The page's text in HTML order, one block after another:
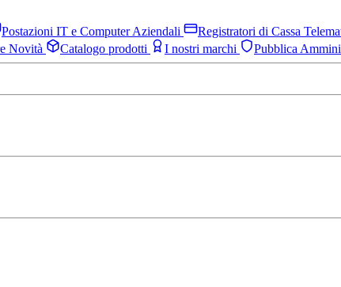
Postazioni IT e Computer Aziendali Registratori di Cassa
Novità Catalogo prodotti I nostri marchi Pubblica